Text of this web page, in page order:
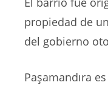
propiedad de
del gobierno
Paşamandıra